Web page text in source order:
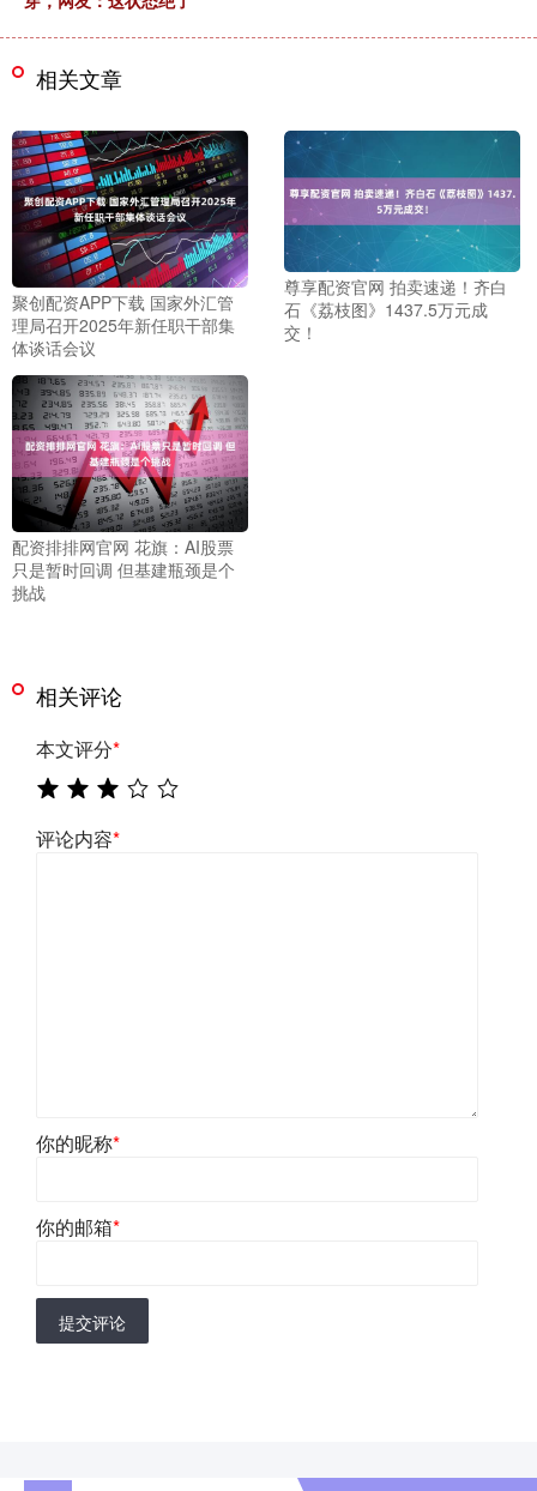
相关文章
聚创配资APP下载 国家外汇管
理局召开2025年新任职干部集
体谈话会议
尊享配资官网 拍卖速递！齐白
石《荔枝图》1437.5万元成
交！
配资排排网官网 花旗：AI股票
只是暂时回调 但基建瓶颈是个
挑战
相关评论
本文评分*
评论内容*
你的昵称*
你的邮箱*
提交评论